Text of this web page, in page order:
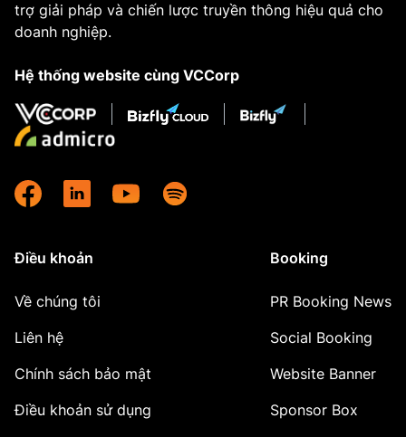
trợ giải pháp và chiến lược truyền thông hiệu quả cho
doanh nghiệp.
Hệ thống website cùng VCCorp
Điều khoản
Về chúng tôi
Liên hệ
Chính sách bảo mật
Điều khoản sử dụng
Booking
PR Booking News
Social Booking
Website Banner
Sponsor Box